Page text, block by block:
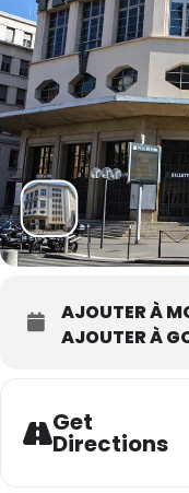
AJOUTER À
AJOUTER À
Get
Directions